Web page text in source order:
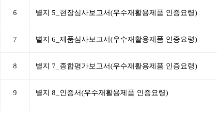
6 별지 5_현장심사보고서(우수재활용제품 인증요령)
7 별지 6_제품심사보고서(우수재활용제품 인증요령)
8 별지 7_종합평가보고서(우수재활용제품 인증요령)
9 별지 8_인증서(우수재활용제품 인증요령)